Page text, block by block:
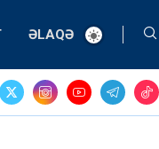
ƏLAQƏ